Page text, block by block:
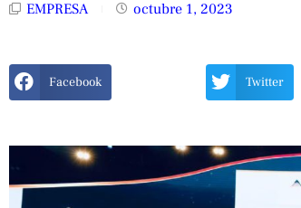
EMPRESA octubre 1, 2023
Facebook Twitter